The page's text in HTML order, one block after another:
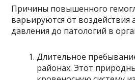
Причины повышенного
варьируются от воздействия
давления до патологий в
Длительное
районах. Этот